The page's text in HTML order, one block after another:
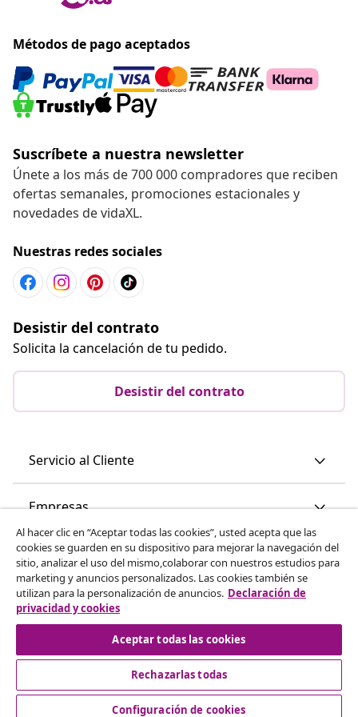
Métodos de pago aceptados
Suscríbete a nuestra newsletter
Únete a los más de 700 000 compradores que reciben
ofertas semanales, promociones estacionales y
novedades de vidaXL.
Nuestras redes sociales
Desistir del contrato
Solicita la cancelación de tu pedido.
Desistir del contrato
Servicio al Cliente
Empresas
vidaXL
Descubre mas
Al hacer clic en “Aceptar todas las cookies”, usted acepta que las
cookies se guarden en su dispositivo para mejorar la navegación del
sitio, analizar el uso del mismo,colaborar con nuestros estudios para
marketing y anuncios personalizados. Las cookies también se
utilizan para la personalización de anuncios. Declaración de
privacidad y cookies
Aceptar todas las cookies
Rechazarlas todas
Configuración de cookies